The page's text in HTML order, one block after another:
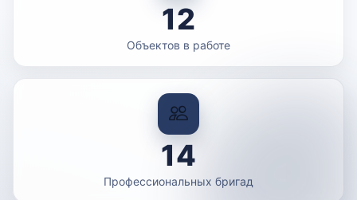
12
Объектов в работе
14
Профессиональных бригад